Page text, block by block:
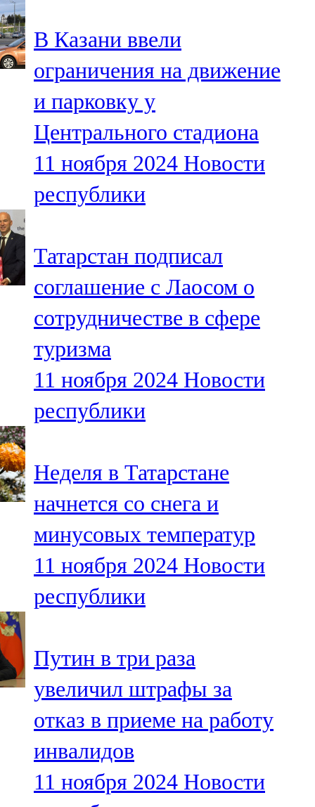
Нурлат
104,7 FM
Олы Әтнә
71,42 FM
Сарман
107,8 FM
106,1 FM
Түбән Кама
102,6 FM
Чирмешән
107,7 FM
Чистай
Чүпрәле
91,0 FM
Шәмәрдән
102,3 FM
Яңа чишмә
Яр Чаллы
105,5 FM
В Казани ввели
ограничения на движение
и парковку у
Центрального стадиона
11 ноября 2024 Новости
республики
Татарстан подписал
соглашение с Лаосом о
сотрудничестве в сфере
туризма
11 ноября 2024 Новости
республики
Неделя в Татарстане
начнется со снега и
минусовых температур
11 ноября 2024 Новости
республики
Путин в три раза
увеличил штрафы за
отказ в приеме на работу
инвалидов
11 ноября 2024 Новости